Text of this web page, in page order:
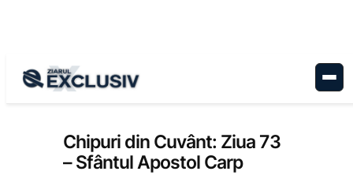
Cultură, Stiri la zi
Chipuri din Cuvânt: Ziua 73
– Sfântul Apostol Carp